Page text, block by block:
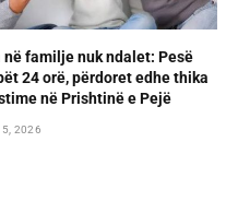
në familje nuk ndalet: Pesë
24 orë, përdoret edhe thika
në Prishtinë e Pejë
5, 2026